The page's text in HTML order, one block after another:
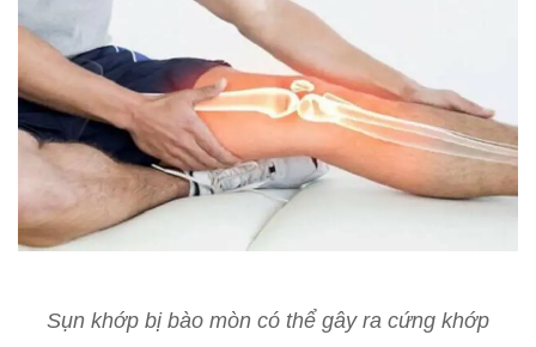
Sụn khớp bị bào mòn có thể gây ra cứng khớp